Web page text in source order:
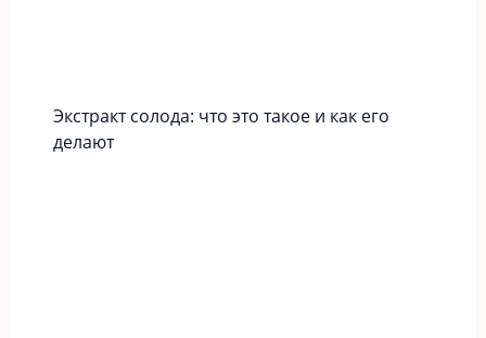
Экстракт солода: что это такое и как его
делают